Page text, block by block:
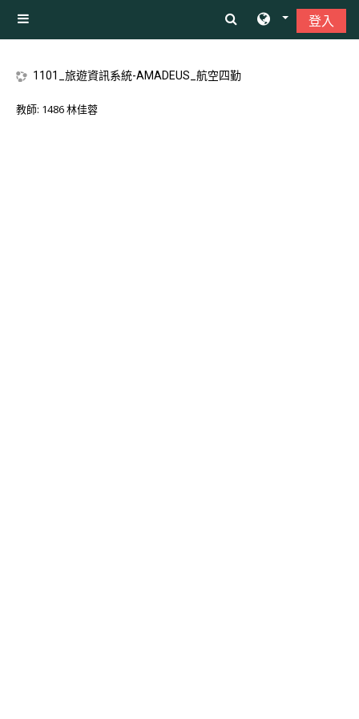
側板
登入
1101_旅遊資訊系統-AMADEUS_航空四勤
教師: 1486 林佳蓉